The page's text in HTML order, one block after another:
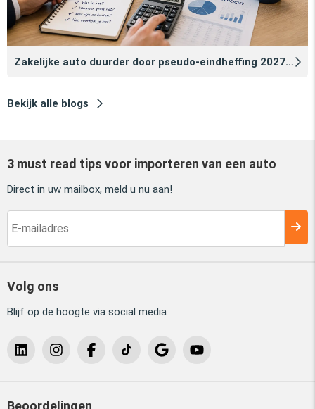
Zakelijke auto duurder door pseudo‑eindheffing 2027: zo voorkomt u dat
Bekijk alle blogs
3 must read tips voor importeren van een auto
Direct in uw mailbox, meld u nu aan!
Volg ons
Blijf op de hoogte via social media
Beoordelingen